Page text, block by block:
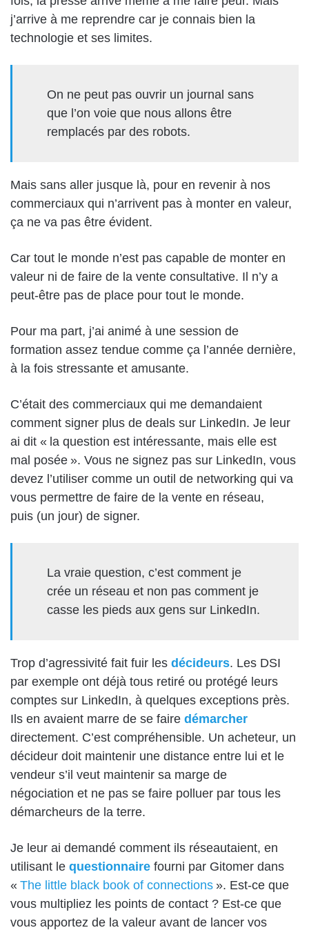
j’arrive à me reprendre car je connais bien la
technologie et ses limites.
On ne peut pas ouvrir un journal sans
que l’on voie que nous allons être
remplacés par des robots.
Mais sans aller jusque là, pour en revenir à nos
commerciaux qui n’arrivent pas à monter en valeur,
ça ne va pas être évident.
Car tout le monde n’est pas capable de monter en
valeur ni de faire de la vente consultative. Il n’y a
peut-être pas de place pour tout le monde.
Pour ma part, j’ai animé à une session de
formation assez tendue comme ça l’année dernière,
à la fois stressante et amusante.
C’était des commerciaux qui me demandaient
comment signer plus de deals sur LinkedIn. Je leur
ai dit « la question est intéressante, mais elle est
mal posée ». Vous ne signez pas sur LinkedIn, vous
devez l’utiliser comme un outil de networking qui va
vous permettre de faire de la vente en réseau,
puis (un jour) de signer.
La vraie question, c’est comment je
crée un réseau et non pas comment je
casse les pieds aux gens sur LinkedIn.
Trop d’agressivité fait fuir les décideurs. Les DSI
par exemple ont déjà tous retiré ou protégé leurs
comptes sur LinkedIn, à quelques exceptions près.
Ils en avaient marre de se faire démarcher
directement. C’est compréhensible. Un acheteur, un
décideur doit maintenir une distance entre lui et le
vendeur s’il veut maintenir sa marge de
négociation et ne pas se faire polluer par tous les
démarcheurs de la terre.
Je leur ai demandé comment ils réseautaient, en
utilisant le questionnaire fourni par Gitomer dans
« The little black book of connections ». Est-ce que
vous multipliez les points de contact ? Est-ce que
vous apportez de la valeur avant de lancer vos